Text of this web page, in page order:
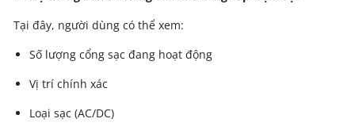
Tại đây, người dùng có thể xem:
Số lượng cổng sạc đang hoạt động
Vị trí chính xác
Loại sạc (AC/DC)